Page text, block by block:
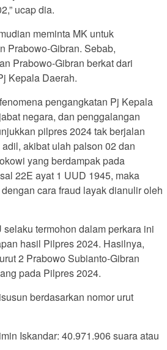
ucap dia.
meminta MK untuk
Prabowo-Gibran. Sebab,
Prabowo-Gibran berkat dari
Kepala Daerah.
pengangkatan Pj Kepala
negara, dan penggalangan
pilpres 2024 tak berjalan
akibat ulah palson 02 dan
yang berdampak pada
22E ayat 1 UUD 1945, maka
cara fraud layak dianulir oleh
termohon dalam perkara ini
hasil Pilpres 2024. Hasilnya,
2 Prabowo Subianto-Gibran
pada Pilpres 2024.
berdasarkan nomor urut
Iskandar: 40.971.906 suara atau